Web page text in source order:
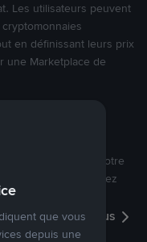
Les utilisateurs peuvent
en définissant leurs prix
une Marketplace de
et de vendre à votre
existantes, ou créez
propres prix.
Voir plus
que vous
depuis une